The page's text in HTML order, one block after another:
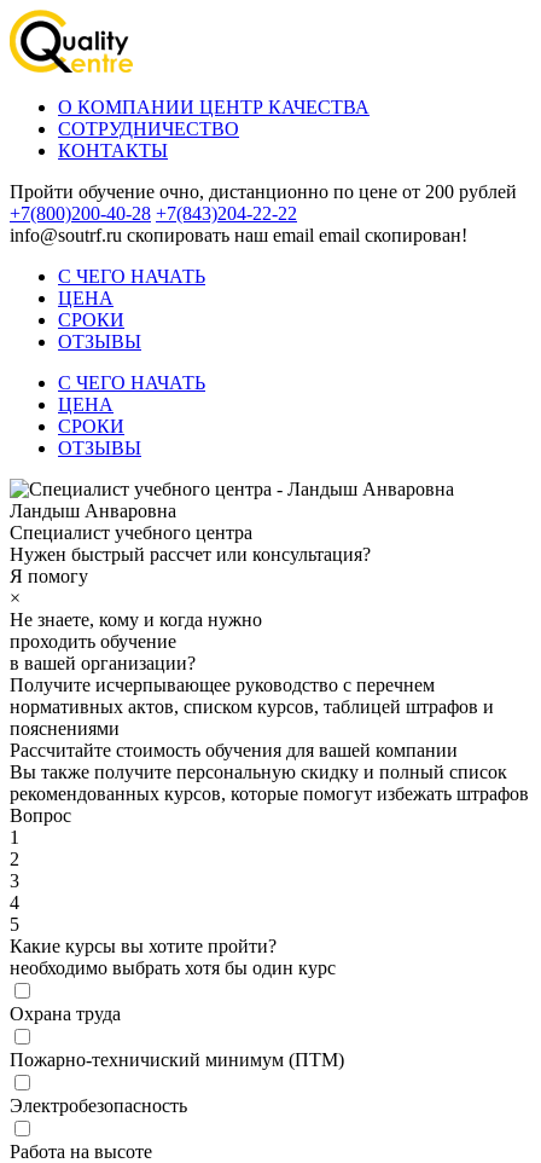
О КОМПАНИИ ЦЕНТР КАЧЕСТВА
СОТРУДНИЧЕСТВО
КОНТАКТЫ
Пройти обучение очно, дистанционно по цене от 200 рублей
+7(800)200-40-28 +7(843)204-22-22
info@soutrf.ru скопировать наш email email скопирован!
С ЧЕГО НАЧАТЬ
ЦЕНА
СРОКИ
ОТЗЫВЫ
С ЧЕГО НАЧАТЬ
ЦЕНА
СРОКИ
ОТЗЫВЫ
Ландыш Анваровна
Специалист учебного центра
Нужен быстрый рассчет или консультация?
Я помогу
×
Не знаете, кому и когда нужно
проходить обучение
в вашей организации?
Получите исчерпывающее руководство с перечнем
нормативных актов, списком курсов, таблицей штрафов и
пояснениями
Рассчитайте стоимость обучения для вашей компании
Вы также получите персональную скидку и полный список
рекомендованных курсов, которые помогут избежать штрафов
Вопрос
1
2
3
4
5
Какие курсы вы хотите пройти?
необходимо выбрать хотя бы один курс
Охрана труда
Пожарно-техничиский минимум (ПТМ)
Электробезопасность
Работа на высоте